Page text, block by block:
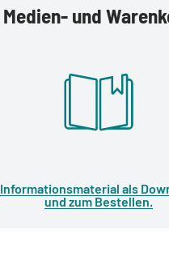
Medien- und
Informationsmaterial als
und zum Bestellen.